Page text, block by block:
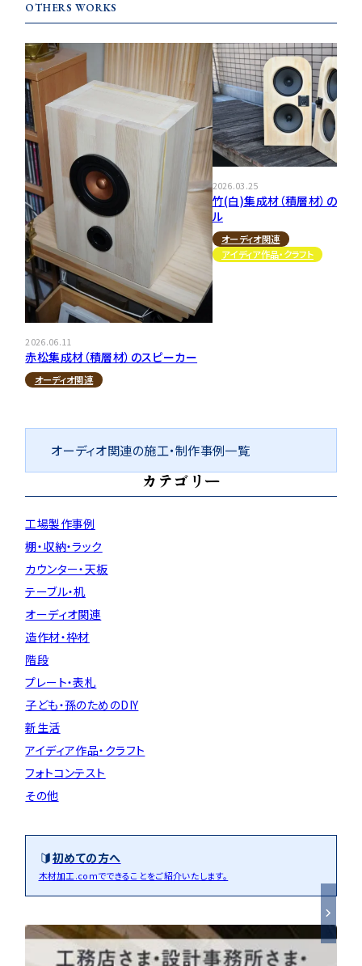
OTHERS WORKS
2026.06.11
赤松集成材（積層材）のスピーカー
オーディオ関連
2026.03.25
竹(白)集成材（積層材）の平面
ル
オーディオ関連
アイディア作品・クラフト
オーディオ関連の施工・制作事例一覧
カテゴリー
工場製作事例
棚・収納・ラック
カウンター・天板
テーブル・机
オーディオ関連
造作材・枠材
階段
プレート・表札
子ども・孫のためのDIY
新生活
アイディア作品・クラフト
フォトコンテスト
その他
初めての方へ
木材加工.comでできることをご紹介いたします。